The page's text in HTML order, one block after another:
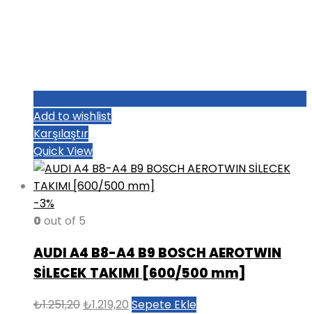
Add to wishlist
Karşılaştır
Quick View
-3%
0 out of 5
AUDI A4 B8-A4 B9 BOSCH AEROTWIN
SİLECEK TAKIMI [600/500 mm]
₺1.251,20Orijinal
₺1.219,20 Şu
Sepete Ekle